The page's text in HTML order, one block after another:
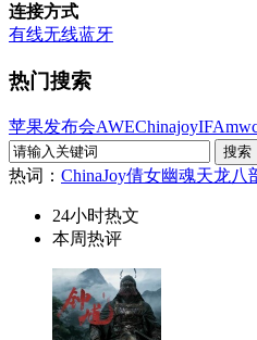
连接方式
有线无线蓝牙
热门搜索
苹果发布会AWEChinajoyIFA
热词： ChinaJoy倩女幽魂天龙八
24小时热文
本周热评